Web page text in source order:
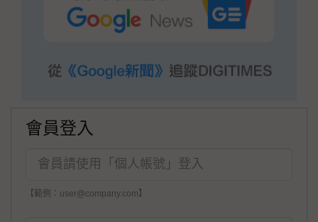
會員登入
【範例：user@company.com】